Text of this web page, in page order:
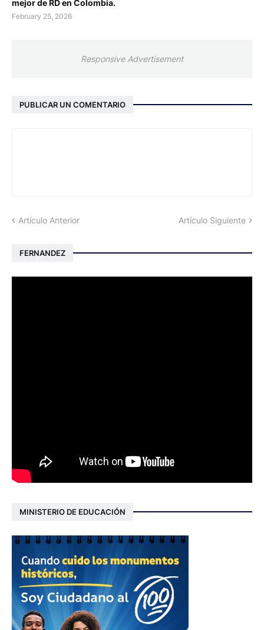
mejor de RD en Colombia.
February 25, 2026
Responsive Advertisement
PUBLICAR UN COMENTARIO
Artículo Anterior Artículo Siguiente
FERNANDEZ
MINISTERIO DE EDUCACIÓN